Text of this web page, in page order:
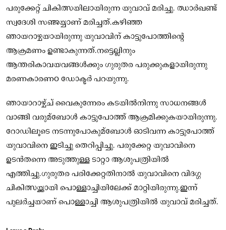
പരുക്കേറ്റ് ചികിത്സയിലായിരുന്ന യുവാവ് മരിച്ചു. ഝാർഖണ്ട്
സ്വദേശി സഞ്ജയ്യാണ് മരിച്ചത്.കഴിഞ്ഞ
ഞായറാഴ്ചയായിരുന്നു യുവാവിന് കാട്ടുപോത്തിന്റെ
ആക്രമണം ഉണ്ടാകുന്നത്.നട്ടെല്ലിനും
ആന്തരികാവയവങ്ങൾക്കും ഗുരുതര പരുക്കുകളായിരുന്നു
മരണകാരണo ഡോക്ടർ പറയുന്നു.
ഞായാറാഴ്ച്ച് വൈകുന്നേരം കടയിൽനിന്നു സാധനങ്ങൾ
വാങ്ങി വരുമ്‌ബോൾ കാട്ടുപോത്ത് ആക്രമിക്കുകയായിരുന്നു.
റോഡിലൂടെ നടന്നുപോകുമ്‌ബോൾ ഓടിവന്ന കാട്ടുപോത്ത്
യുവാവിനെ ഇടിച്ചു തെറിപ്പിച്ചു. പരുക്കേറ്റ യുവാവിനെ
ഉടൻതന്നെ അടുത്തുള്ള ടാറ്റാ ആശുപത്രിയിൽ
എത്തിച്ചു.ഗുരുതര പരിക്കേറ്റതിനാൽ യുവാവിനെ വിദഗ്ഗ
ചികിത്സയ്ക്കായി പൊള്ളാച്ചിയിലേക്ക് മാറ്റിയിരുന്നു.ഇന്ന്
പുലർച്ചയാണ് പൊള്ളാച്ചി ആശുപത്രിയിൽ യുവാവ് മരിച്ചത്.